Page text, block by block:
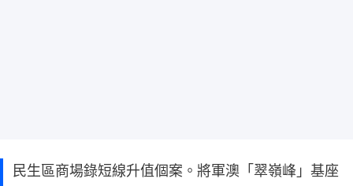
民生區商場錄短線升值個案。將軍澳「翠嶺峰」基座